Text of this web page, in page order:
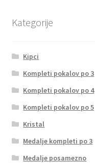
Kategorije
Kipci
Kompleti pokalov po 3
Kompleti pokalov po 4
Kompleti pokalov po 5
Kristal
Medalje kompleti po 3
Medalje posamezno